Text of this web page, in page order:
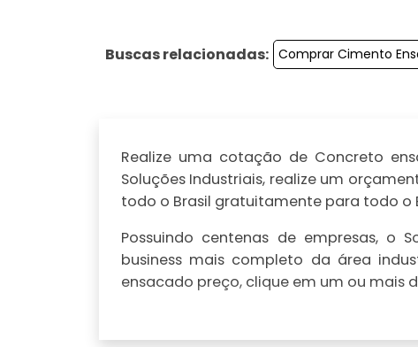
Buscas relacionadas: Comprar Cimento
Realize uma cotação de Concreto
Soluções Industriais, realize um
todo o Brasil gratuitamente para todo o
Possuindo centenas de empresas, o
business mais completo da área
ensacado preço, clique em um ou mais